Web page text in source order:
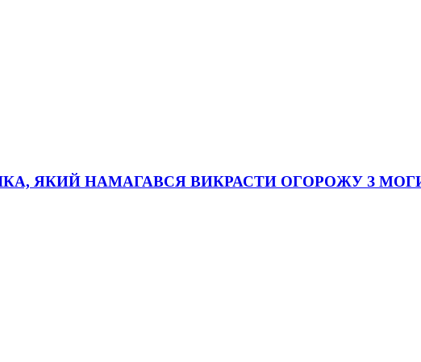
ЯКИЙ НАМАГАВСЯ ВИКРАСТИ ОГОРОЖУ З